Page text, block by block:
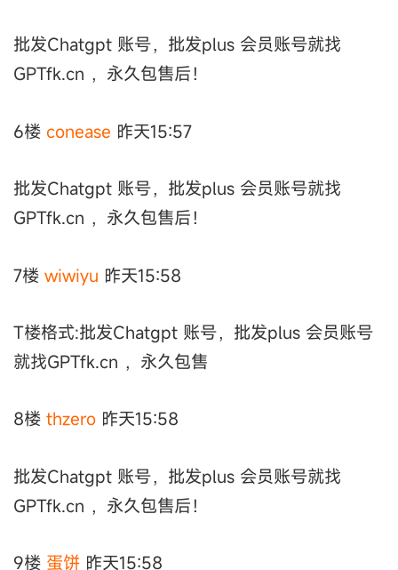
批发Chatgpt 账号，批发plus 会员账号就找
GPTfk.cn ，永久包售后！
6楼 conease 昨天15:57
批发Chatgpt 账号，批发plus 会员账号就找
GPTfk.cn ，永久包售后！
7楼 wiwiyu 昨天15:58
T楼格式:批发Chatgpt 账号，批发plus 会员账号
就找GPTfk.cn ，永久包售
8楼 thzero 昨天15:58
批发Chatgpt 账号，批发plus 会员账号就找
GPTfk.cn ，永久包售后！
9楼 蛋饼 昨天15:58